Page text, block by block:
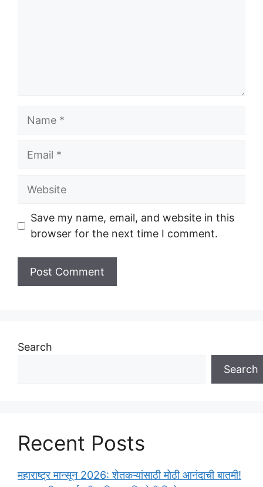
Name
Email
Website
Save my name, email, and website in this
browser for the next time I comment.
Search
Search
Recent Posts
महाराष्ट्र मान्सून 2026: शेतकऱ्यांसाठी मोठी आनंदाची बातमी!